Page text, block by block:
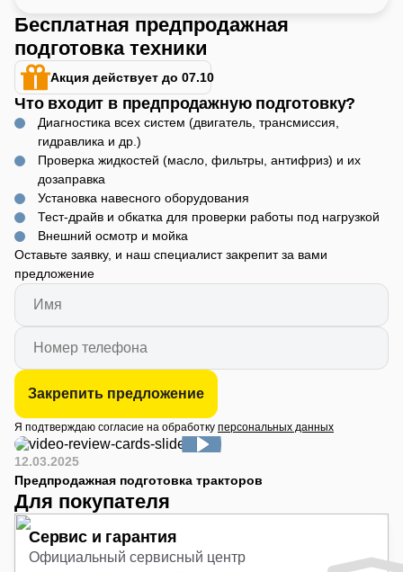
Бесплатная предпродажная
подготовка техники
Акция действует до 07.10
Что входит в предпродажную подготовку?
Диагностика всех систем (двигатель, трансмиссия,
гидравлика и др.)
Проверка жидкостей (масло, фильтры, антифриз) и их
дозаправка
Установка навесного оборудования
Тест-драйв и обкатка для проверки работы под нагрузкой
Внешний осмотр и мойка
Оставьте заявку, и наш специалист закрепит за вами
предложение
Закрепить предложение
Я подтверждаю согласие на обработку персональных данных
12.03.2025
Предпродажная подготовка тракторов
Для покупателя
Сервис и гарантия
Официальный сервисный центр